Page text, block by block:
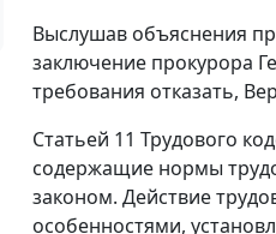
Выслушав объяснения
заключение прокурора
требования отказать,
Статьей 11 Трудового
содержащие нормы
законом. Действие
особенностями,